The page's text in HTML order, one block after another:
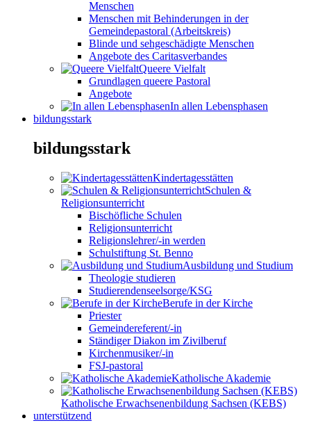
Menschen
Menschen mit Behinderungen in der
Gemeindepastoral (Arbeitskreis)
Blinde und sehgeschädigte Menschen
Angebote des Caritasverbandes
Queere Vielfalt
Grundlagen queere Pastoral
Angebote
In allen Lebensphasen
bildungsstark
bildungsstark
Kindertagesstätten
Schulen &
Religionsunterricht
Bischöfliche Schulen
Religionsunterricht
Religionslehrer/-in werden
Schulstiftung St. Benno
Ausbildung und Studium
Theologie studieren
Studierendenseelsorge/KSG
Berufe in der Kirche
Priester
Gemeindereferent/-in
Ständiger Diakon im Zivilberuf
Kirchenmusiker/-in
FSJ-pastoral
Katholische Akademie
Katholische Erwachsenenbildung Sachsen (KEBS)
unterstützend